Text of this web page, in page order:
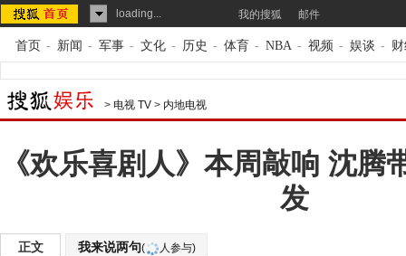
loading... 我的搜狐 邮件
首页 - 新闻 - 军事 - 文化 - 历史 - 体育 - NBA - 视频 - 娱谈 -
> 电视 TV > 内地电视
《欢乐喜剧人》本周敲响 沈腾
发
正文 我来说两句( 人参与)